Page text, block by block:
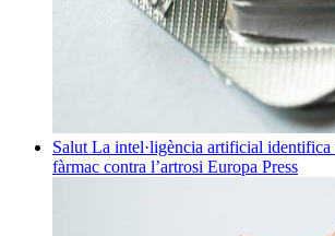
Salut La intel·ligència artificial identifica
fàrmac contra l’artrosi Europa Press